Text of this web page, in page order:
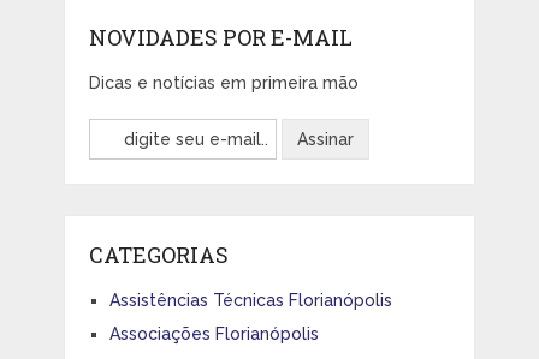
NOVIDADES POR E-MAIL
Dicas e notícias em primeira mão
CATEGORIAS
Assistências Técnicas Florianópolis
Associações Florianópolis